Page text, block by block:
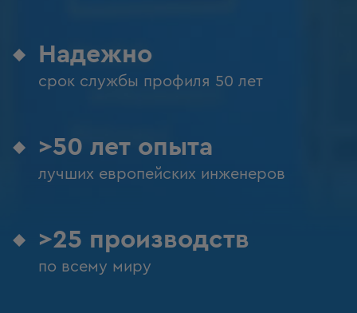
Надежно
срок службы профиля 50 лет
>50 лет опыта
лучших европейских инженеров
>25 производств
по всему миру